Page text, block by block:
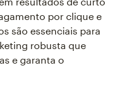
por clique e
são essenciais para
robusta que
e garanta o